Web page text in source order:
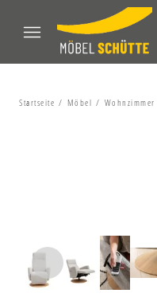
Startseite Möbel Wohnzimmer